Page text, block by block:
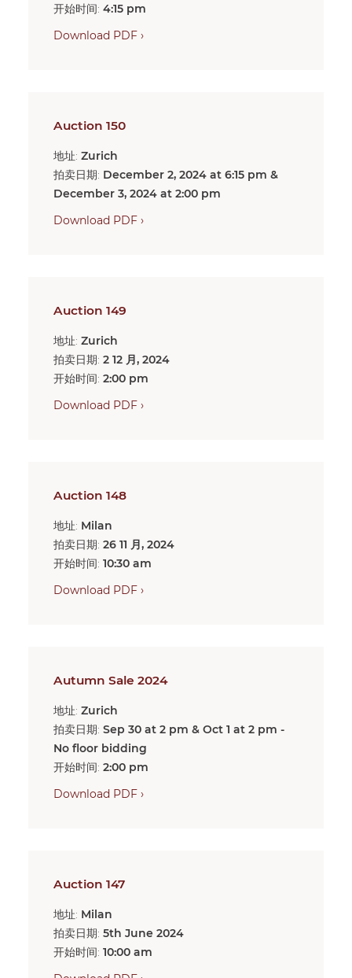
开始时间: 4:15 pm
Download PDF ›
Auction 150
地址: Zurich
拍卖日期: December 2, 2024 at 6:15 pm &
December 3, 2024 at 2:00 pm
Download PDF ›
Auction 149
地址: Zurich
拍卖日期: 2 12 月, 2024
开始时间: 2:00 pm
Download PDF ›
Auction 148
地址: Milan
拍卖日期: 26 11 月, 2024
开始时间: 10:30 am
Download PDF ›
Autumn Sale 2024
地址: Zurich
拍卖日期: Sep 30 at 2 pm & Oct 1 at 2 pm -
No floor bidding
开始时间: 2:00 pm
Download PDF ›
Auction 147
地址: Milan
拍卖日期: 5th June 2024
开始时间: 10:00 am